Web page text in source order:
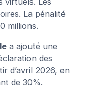
La pénalité
millions.
a ajouté une
des
d’avril 2026, en
de 30%.